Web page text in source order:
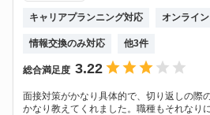
キャリアプランニング対応 オンライ
情報交換のみ対応 他3件
総合満足度 3.22
面接対策がかなり具体的で、切り返しの際
かなり教えてくれました。職種もそれなり